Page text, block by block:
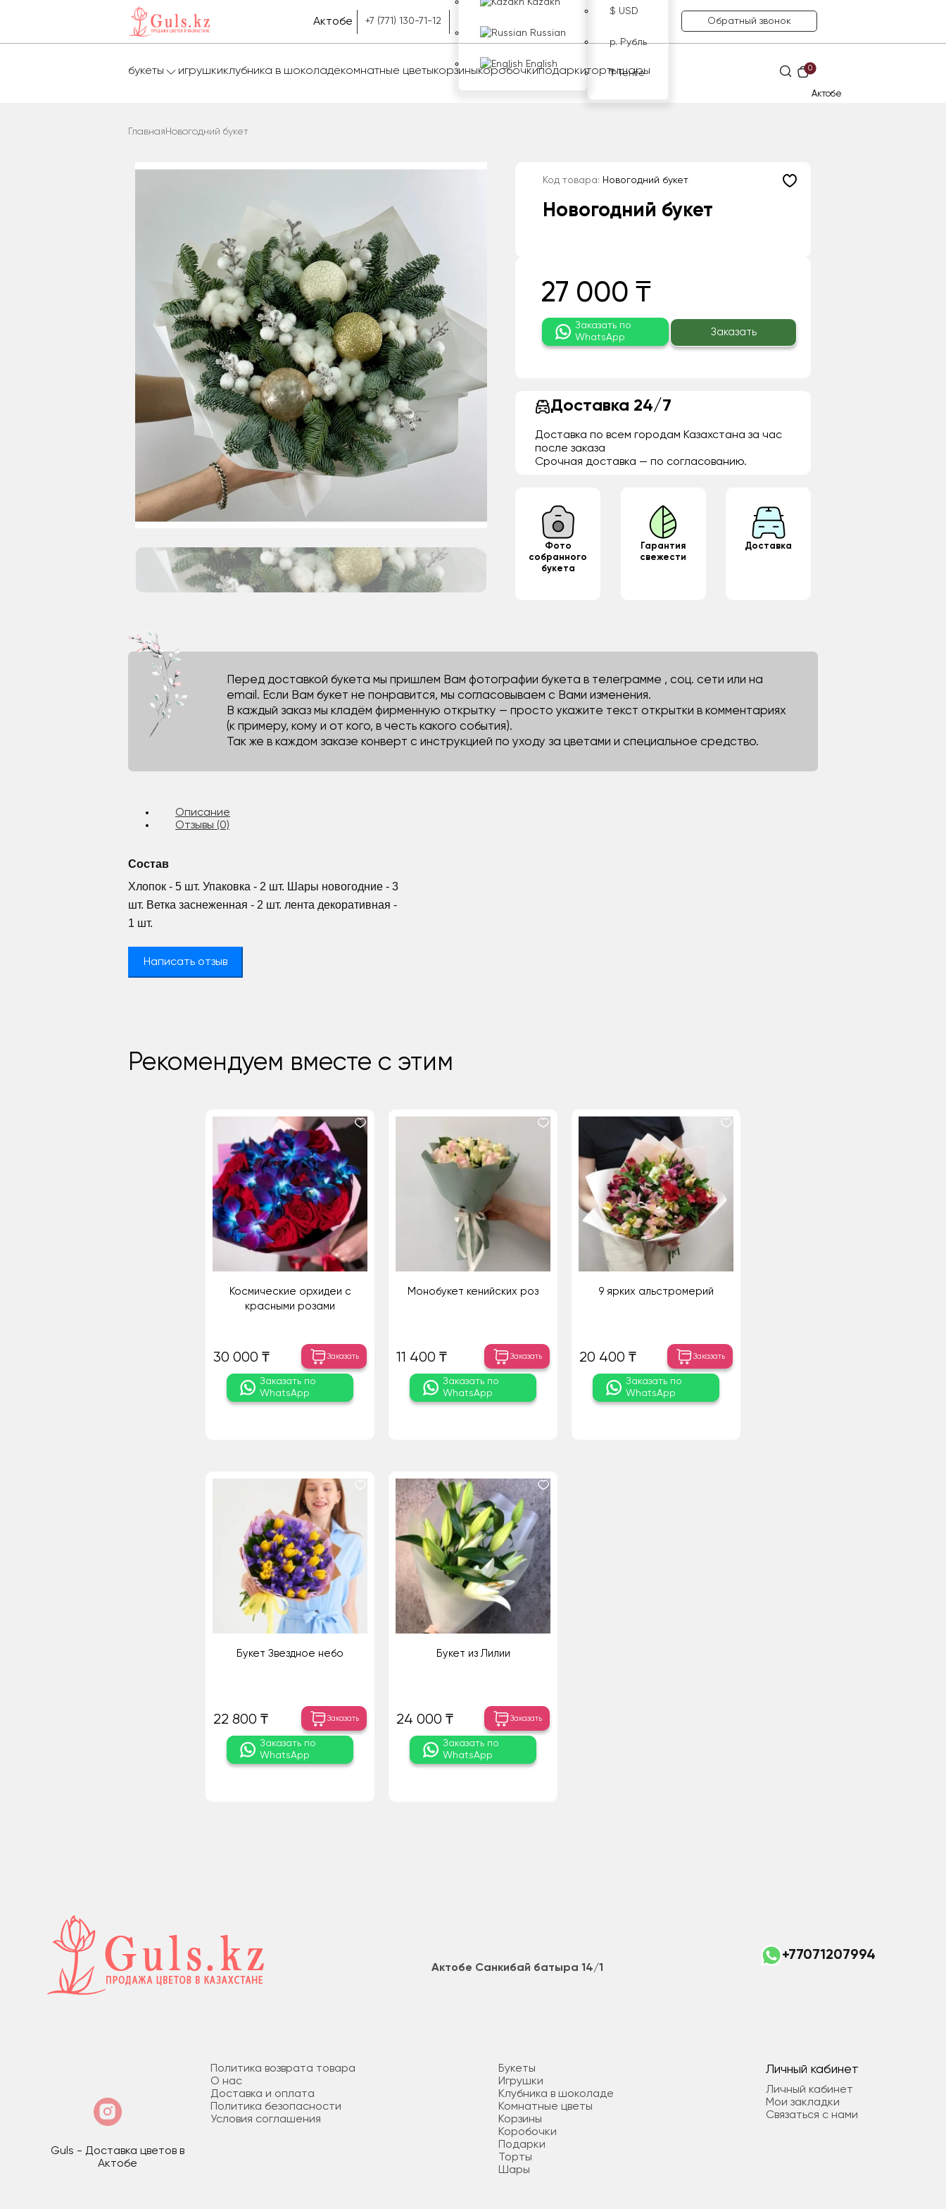
Актобе +7 (771) 130-71-12
Kazakh
Russian
English
$ USD
р. Рубль
₸ Тенге
Обратный звонок
букеты игрушкиклубника в шоколадекомнатные цветыкорзиныкоробочкиподаркитортышары 0
Актобе
Главная Новогодний букет
Код товара: Новогодний букет
Новогодний букет
27 000 ₸
Заказать по
WhatsApp
Заказать
Доставка 24/7
Доставка по всем городам Казахстана за час
после заказа
Срочная доставка — по согласованию.
Фото
собранного
букета
Гарантия
свежести
Доставка
Перед доставкой букета мы пришлем Вам фотографии букета в телеграмме , соц. сети или на
email. Если Вам букет не понравится, мы согласовываем с Вами изменения.
В каждый заказ мы кладём фирменную открытку — просто укажите текст открытки в комментариях
(к примеру, кому и от кого, в честь какого события).
Так же в каждом заказе конверт с инструкцией по уходу за цветами и специальное средство.
Описание
Отзывы (0)
Состав
Хлопок - 5 шт. Упаковка - 2 шт. Шары новогодние - 3
шт. Ветка заснеженная - 2 шт. лента декоративная -
1 шт.
Написать отзыв
Рекомендуем вместе с этим
Космические орхидеи с
красными розами
30 000 ₸ Заказать
Заказать по
WhatsApp
Монобукет кенийских роз
11 400 ₸ Заказать
Заказать по
WhatsApp
9 ярких альстромерий
20 400 ₸ Заказать
Заказать по
WhatsApp
Букет Звездное небо
22 800 ₸ Заказать
Заказать по
WhatsApp
Букет из Лилии
24 000 ₸ Заказать
Заказать по
WhatsApp
Актобе Санкибай батыра 14/1
+77071207994
Guls - Доставка цветов в
Актобе
Политика возврата товара
О нас
Доставка и оплата
Политика безопасности
Условия соглашения
Букеты
Игрушки
Клубника в шоколаде
Комнатные цветы
Корзины
Коробочки
Подарки
Торты
Шары
Личный кабинет
Личный кабинет
Мои закладки
Связаться с нами